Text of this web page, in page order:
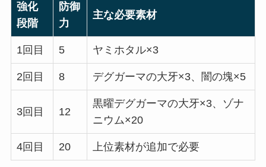
強化
段階
防御
力
主な必要素材
1回目 5 ヤミホタル×3
2回目 8 デグガーマの大牙×3、闇の塊×5
3回目 12
黒曜デグガーマの大牙×3、ゾナ
ニウム×20
4回目 20 上位素材が追加で必要